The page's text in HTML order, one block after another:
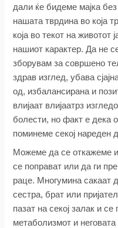
дали ќе бидеме мајка
нашата тврдина во која
која во текот на животот
нашиот карактер. Да не
зборувам за совршено
здрав изглед, убава
од, избалансирана и
влијаат влијаатрз
болести, но факт е дека
поминеме секој нареден
Можеме да се откажеме
се поправат или да ги
раце. Многумина сакаат
сестра, брат или
пазат на секој залак и
метаболизмот и